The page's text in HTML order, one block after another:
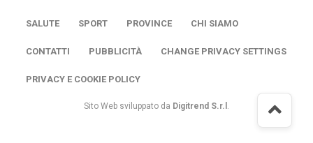
SALUTE SPORT PROVINCE CHI SIAMO
CONTATTI PUBBLICITÀ CHANGE PRIVACY SETTINGS
PRIVACY E COOKIE POLICY
Sito Web sviluppato da Digitrend S.r.l .